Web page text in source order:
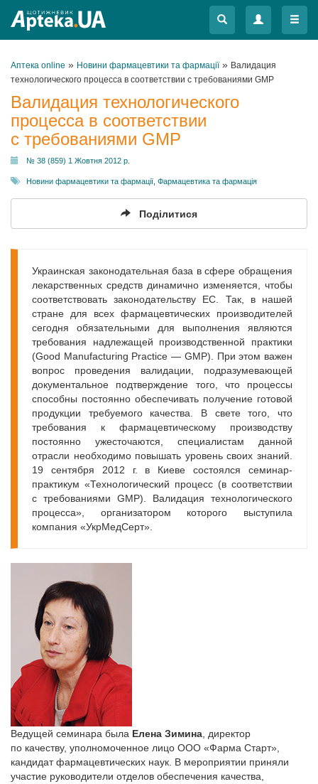
Меню
Меню
Аптека online » Новини фармацевтики та фармації» Валидация
технологического процесса в соответствии с требованиями GMP
Валидация технологического
процесса в соответствии
с требованиями GMP
№ 38 (859) 1 Жовтня 2012 р.
Новини фармацевтики та фармації Фармацевтика та фармація
Поділитися
Украинская законодательная база в сфере обращения
лекарственных средств динамично изменяется, чтобы
соответствовать законодательству ЕС. Так, в нашей
стране для всех фармацевтических производителей
сегодня обязательными для выполнения являются
требования надлежащей производственной практики
(Good Manufacturing Practice — GMP). При этом важен
вопрос проведения валидации, подразумевающей
документальное подтверждение того, что процессы
способны постоянно обеспечивать получение готовой
продукции требуемого качества. В свете того, что
требования к фармацевтическому производству
постоянно ужесточаются, специалистам данной
отрасли необходимо повышать уровень своих знаний.
19 сентября 2012 г. в Киеве состоялся семинар-
практикум «Технологический процесс (в соответствии
с требованиями GMP). Валидация технологического
процесса», организатором которого выступила
компания «УкрМедСерт».
Ведущей семинара была Елена Зимина , директор
по качеству, уполномоченное лицо ООО «Фарма Старт»,
кандидат фармацевтических наук. В мероприятии приняли
участие руководители отделов обеспечения качества,